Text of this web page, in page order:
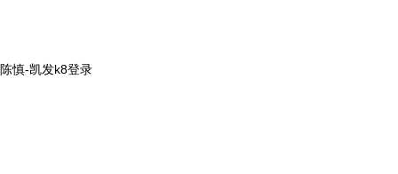
陈慎-凯发k8登录